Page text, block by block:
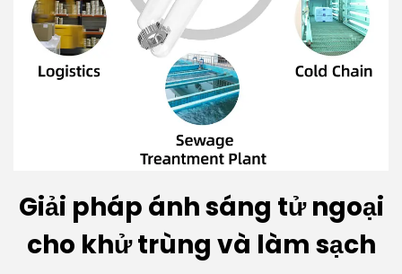
Giải pháp ánh sáng tử ngoại
cho khử trùng và làm sạch